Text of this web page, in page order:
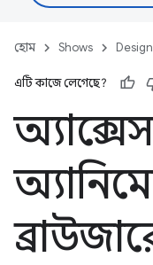
হোম Shows
এটি কাজে লেগেছে?